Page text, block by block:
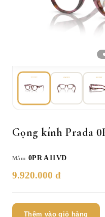
Tìm kiếm
Gọng kính Prada
Mẫu: 0PR A11VD
9.920.000 đ
Thêm vào giỏ hàng